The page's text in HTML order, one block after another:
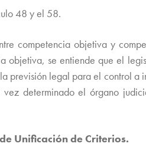
48 y el 58.
competencia objetiva y
objetiva, se entiende que el
previsión legal para el control
determinado el órgano
de Unificación de Criterios.